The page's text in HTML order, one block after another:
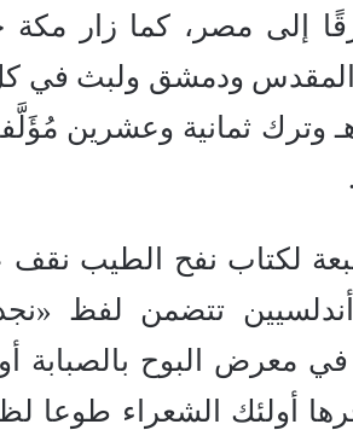
إلى مصر، كما زار
المقدس ودمشق ولبث في
سنة 1041هـ وترك ثمانية
لكتاب نفح الطيب
تتضمن لفظ
في معرض البوح بالصبابة
أولئك الشعراء طوعا